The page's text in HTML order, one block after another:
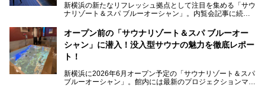
新横浜の新たなリフレッシュ拠点として注目を集める「サウ
ナリゾート＆スパ ブルーオーシャン」。内覧会記事に続
す。サウナや水風呂の気持ちよさはもちろん、リラックスス
ペースの過ごしやすさまで徹底チェック。新横浜エリアで日
常の疲れをリセットしたい人、ライブやスポーツ観戦遠征組
は必見です。
オープン前の「サウナリゾート＆スパ ブルーオー
シャン」に潜入！没入型サウナの魅力を徹底レポー
ト！
新横浜に2026年6月オープン予定の「サウナリゾート＆スパ
ブルーオーシャン」。館内には最新のプロジェクションマッ